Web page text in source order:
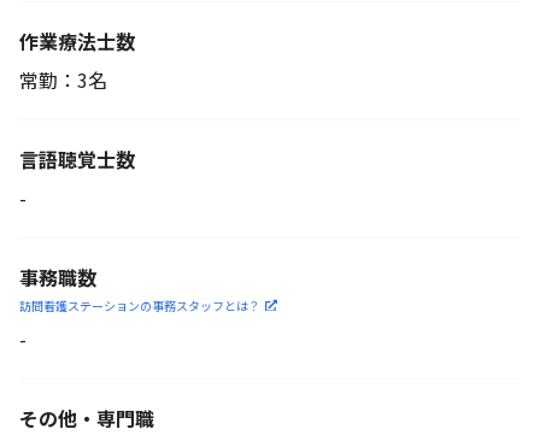
作業療法士数
常勤：3名
言語聴覚士数
-
事務職数
訪問看護ステーションの事務スタッフとは？
-
その他・専門職